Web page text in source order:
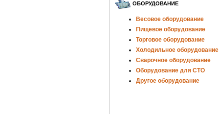
ОБОРУДОВАНИЕ
Весовое оборудование
Пищевое оборудование
Торговое оборудование
Холодильное оборудование
Сварочное оборудование
Оборудование для СТО
Другое оборудование